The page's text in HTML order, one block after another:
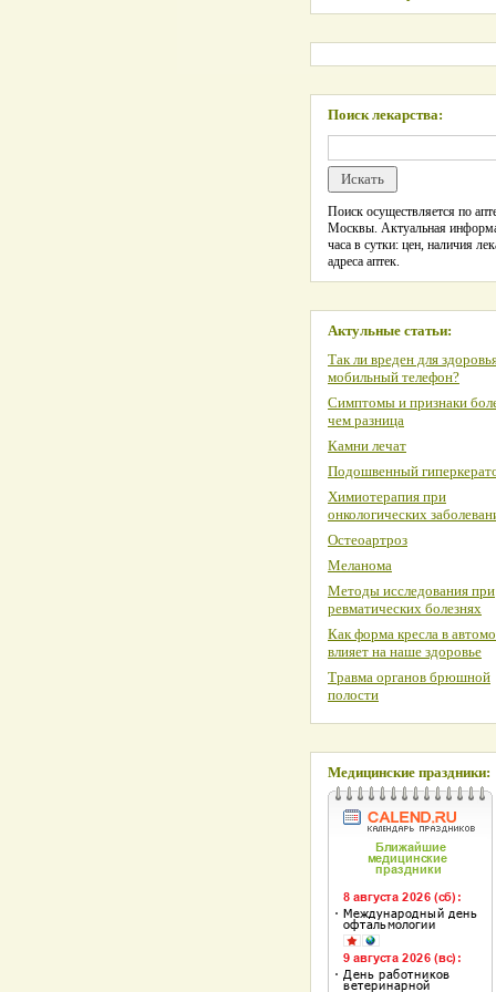
Поиск лекарства:
Поиск осуществляется по
Москвы. Актуальная
часа в сутки: цен, наличия
адреса аптек.
Актульные статьи:
Так ли вреден для
мобильный телефон?
Симптомы и признаки
чем разница
Камни лечат
Подошвенный
Химиотерапия при
онкологических
Остеоартроз
Меланома
Методы исследования при
ревматических болезнях
Как форма кресла в
влияет на наше здоровье
Травма органов брюшной
полости
Медицинские праздники: